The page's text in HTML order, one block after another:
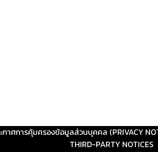
กาศการคุ้มครองข้อมูลส่วนบุคคล (PRIVACY
THIRD-PARTY NOTICES